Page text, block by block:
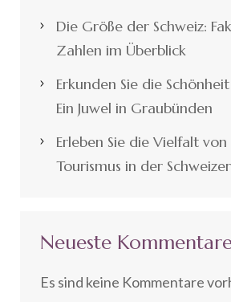
Die Größe der Schweiz:
Zahlen im Überblick
Erkunden Sie die
Ein Juwel in Graubünden
Erleben Sie die Vielfalt
Tourismus in der
Neueste
Es sind keine Kommentare